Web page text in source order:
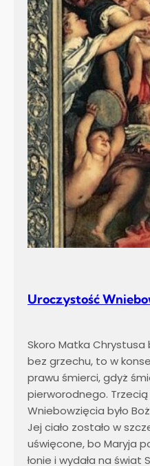
Uroczystość
Skoro Matka Chrystusa
bez grzechu, to w
prawu śmierci, gdyż
pierworodnego.
Wniebowzięcia było
Jej ciało zostało w
uświęcone, bo Maryja
łonie i wydała na świat